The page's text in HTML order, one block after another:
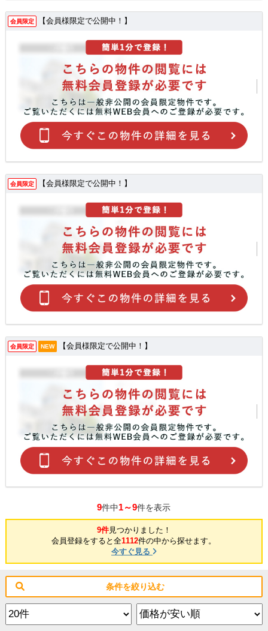
会員限定 【会員様限定で公開中！】
会員限定 【会員様限定で公開中！】
会員限定 NEW 【会員様限定で公開中！】
9件中1～9件を表示
9件見つかりました！
会員登録をすると全1112件の中から探せます。
今すぐ見る
条件を絞り込む